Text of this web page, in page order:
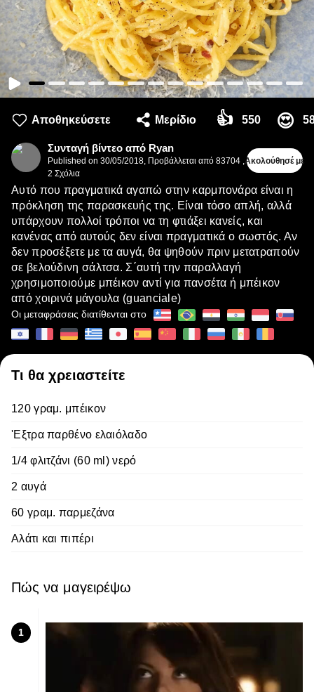
Αποθηκεύσετε Μερίδιο 👍 550 😍
Συνταγή βίντεο από Ryan
Published on 30/05/2018 Προβάλλεται από 83704
2 Σχόλια
Ακολούθησέ με
Αυτό που πραγματικά αγαπώ στην καρμπονάρα είναι η
πρόκληση της παρασκευής της. Είναι τόσο απλή, αλλά
υπάρχουν πολλοί τρόποι να τη φτιάξει κανείς, και
κανένας από αυτούς δεν είναι πραγματικά ο σωστός. Αν
δεν προσέξετε με τα αυγά, θα ψηθούν πριν μετατραπούν
σε βελούδινη σάλτσα. Σ΄αυτή την παραλλαγή
χρησιμοποιούμε μπέικον αντί για πανσέτα ή μπέικον
από χοιρινά μάγουλα (guanciale)
Οι μεταφράσεις διατίθενται στο
Τι θα χρειαστείτε
120 γραμ. μπέικον
'Εξτρα παρθένο ελαιόλαδο
1/4 φλιτζάνι (60 ml) νερό
2 αυγά
60 γραμ. παρμεζάνα
Αλάτι και πιπέρι
Πώς να μαγειρέψω
1